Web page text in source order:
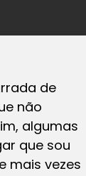
de
não
algumas
que sou
mais vezes